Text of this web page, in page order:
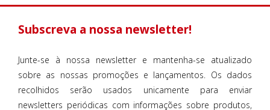
Subscreva a nossa newsletter!
Junte-se à nossa newsletter e mantenha-se atualizado
sobre as nossas promoções e lançamentos. Os dados
recolhidos serão usados unicamente para enviar
newsletters periódicas com informações sobre produtos,